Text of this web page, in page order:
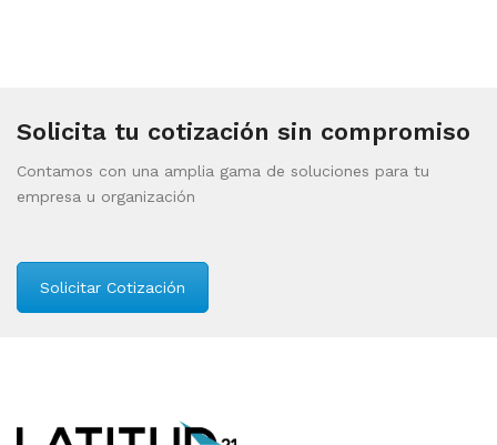
Solicita tu cotización sin compromiso
Contamos con una amplia gama de soluciones para tu
empresa u organización
Solicitar Cotización